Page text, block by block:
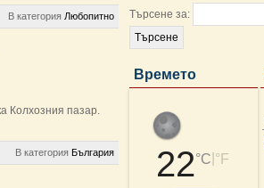
Търсене за:
Времето
22°C °F
В категория Любопитно
Колхозния пазар.
В категория България